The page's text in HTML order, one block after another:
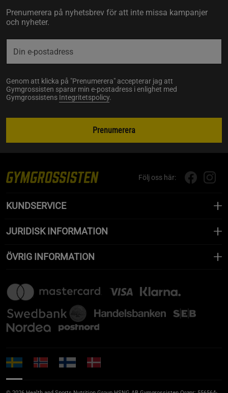
Prenumerera på nyhetsbrev för att inte missa kampanjer
och nyheter.
Genom att klicka på "Prenumerera" accepterar jag att
Gymgrossisten sparar min e-postadress i enlighet med
Gymgrossistens Integritetspolicy.
Prenumerera
Följ oss här:
KUNDSERVICE
JURIDISK INFORMATION
ÖVRIG INFORMATION